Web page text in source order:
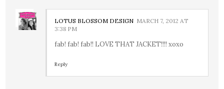
LOTUS BLOSSOM DESIGN MARCH 7, 2012 AT
3:38 PM
fab! fab! fab!! LOVE THAT JACKET!!!! xoxo
Reply